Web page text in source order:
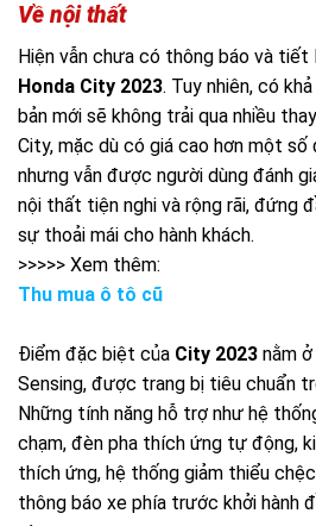
Về nội thất
Hiện vẫn chưa có thông báo và
Honda City 2023. Tuy nhiên, có
bản mới sẽ không trải qua nhiều
City, mặc dù có giá cao hơn một
nhưng vẫn được người dùng đánh
nội thất tiện nghi và rộng rãi, đứng
sự thoải mái cho hành khách.
>>>>> Xem thêm:
Thu mua ô tô cũ
Điểm đặc biệt của City 2023 nằm
Sensing, được trang bị tiêu chuẩn
Những tính năng hỗ trợ như hệ
chạm, đèn pha thích ứng tự động,
thích ứng, hệ thống giảm thiểu
thông báo xe phía trước khởi hành